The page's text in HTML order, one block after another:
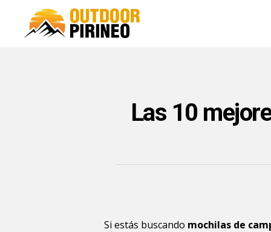
Las 10
Si estás buscando mochilas de